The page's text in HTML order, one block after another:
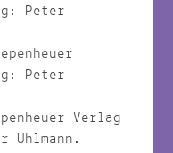
Peter
Peter
Verlag
Uhlmann.